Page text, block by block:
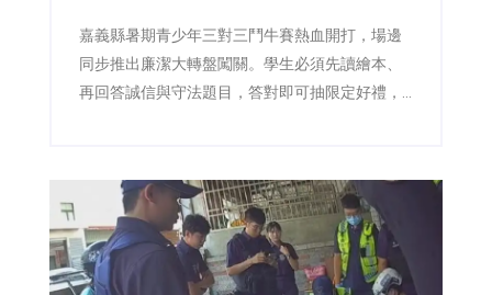
嘉義縣暑期青少年三對三鬥牛賽熱血開打，場邊
同步推出廉潔大轉盤闖關。學生必須先讀繪本、
再回答誠信與守法題目，答對即可抽限定好禮，